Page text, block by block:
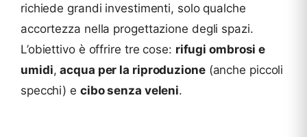
richiede grandi investimenti, solo qualche
accortezza nella progettazione degli spazi.
L’obiettivo è offrire tre cose: rifugi ombrosi e
umidi,acqua per la riproduzione(anche piccoli
specchi) e cibo senza veleni.